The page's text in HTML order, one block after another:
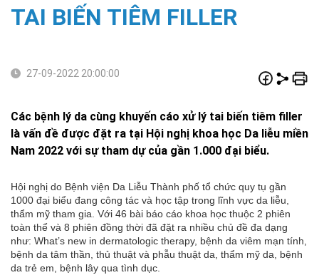
TAI BIẾN TIÊM FILLER
27-09-2022 20:00:00
Các bệnh lý da cùng khuyến cáo xử lý tai biến tiêm filler
là vấn đề được đặt ra tại Hội nghị khoa học Da liễu miền
Nam 2022 với sự tham dự của gần 1.000 đại biểu.
Hội nghị do Bệnh viện Da Liễu Thành phố tổ chức quy tụ gần
1000 đại biểu đang công tác và học tập trong lĩnh vực da liễu,
thẩm mỹ tham gia. Với 46 bài báo cáo khoa học thuộc 2 phiên
toàn thể và 8 phiên đồng thời đã đặt ra nhiều chủ đề đa dạng
như: What’s new in dermatologic therapy, bệnh da viêm mạn tính,
bệnh da tâm thần, thủ thuật và phẫu thuật da, thẩm mỹ da, bệnh
da trẻ em, bệnh lây qua tình dục.